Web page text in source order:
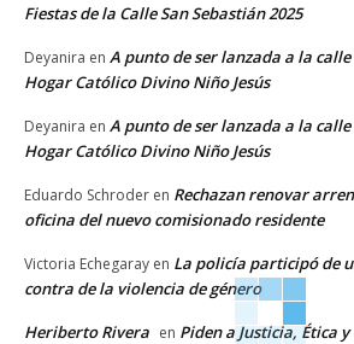
Fiestas de la Calle San Sebastián 2025
Deyanira en A punto de ser lanzada a la
Hogar Católico Divino Niño Jesús
Deyanira en A punto de ser lanzada a la
Hogar Católico Divino Niño Jesús
Eduardo Schroder en Rechazan renovar
oficina del nuevo comisionado residente
Victoria Echegaray en La policía participó de
contra de la violencia de género
Heriberto Rivera en Piden a Justicia, Ética